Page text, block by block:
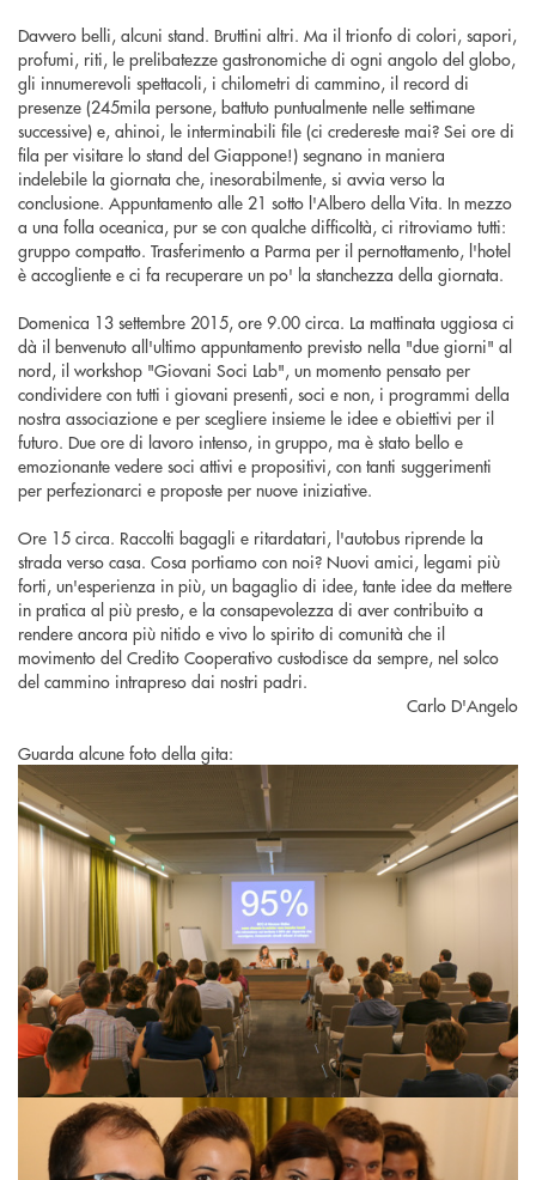
Davvero belli, alcuni stand. Bruttini altri. Ma il trionfo di colori, sapori,
profumi, riti, le prelibatezze gastronomiche di ogni angolo del globo,
gli innumerevoli spettacoli, i chilometri di cammino, il record di
presenze (245mila persone, battuto puntualmente nelle settimane
successive) e, ahinoi, le interminabili file (ci credereste mai? Sei ore di
fila per visitare lo stand del Giappone!) segnano in maniera
indelebile la giornata che, inesorabilmente, si avvia verso la
conclusione. Appuntamento alle 21 sotto l'Albero della Vita. In mezzo
a una folla oceanica, pur se con qualche difficoltà, ci ritroviamo tutti:
gruppo compatto. Trasferimento a Parma per il pernottamento, l'hotel
è accogliente e ci fa recuperare un po' la stanchezza della giornata.
Domenica 13 settembre 2015, ore 9.00 circa. La mattinata uggiosa ci
dà il benvenuto all'ultimo appuntamento previsto nella "due giorni" al
nord, il workshop "Giovani Soci Lab", un momento pensato per
condividere con tutti i giovani presenti, soci e non, i programmi della
nostra associazione e per scegliere insieme le idee e obiettivi per il
futuro. Due ore di lavoro intenso, in gruppo, ma è stato bello e
emozionante vedere soci attivi e propositivi, con tanti suggerimenti
per perfezionarci e proposte per nuove iniziative.
Ore 15 circa. Raccolti bagagli e ritardatari, l'autobus riprende la
strada verso casa. Cosa portiamo con noi? Nuovi amici, legami più
forti, un'esperienza in più, un bagaglio di idee, tante idee da mettere
in pratica al più presto, e la consapevolezza di aver contribuito a
rendere ancora più nitido e vivo lo spirito di comunità che il
movimento del Credito Cooperativo custodisce da sempre, nel solco
del cammino intrapreso dai nostri padri.
Carlo D'Angelo
Guarda alcune foto della gita: